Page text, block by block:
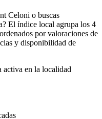
Celoni o buscas
El índice local agrupa los 4
por valoraciones de
y disponibilidad de
activa en la localidad